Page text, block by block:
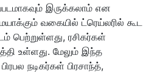
இருக்கலாம் என
வகையில் ட்ரெய்லரில் கூட
பெற்றுள்ளது, ரசிகர்கள்
உள்ளது. மேலும் இந்த
நடிகர்கள் பிரசாந்த்,